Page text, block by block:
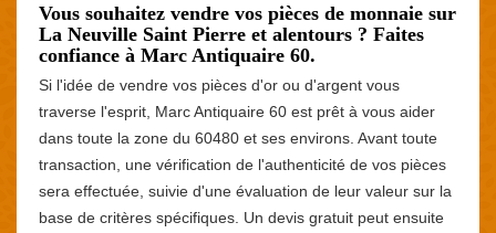
Vous souhaitez vendre vos pièces de monnaie sur
La Neuville Saint Pierre et alentours ? Faites
confiance à Marc Antiquaire 60.
Si l'idée de vendre vos pièces d'or ou d'argent vous
traverse l'esprit, Marc Antiquaire 60 est prêt à vous aider
dans toute la zone du 60480 et ses environs. Avant toute
transaction, une vérification de l'authenticité de vos pièces
sera effectuée, suivie d'une évaluation de leur valeur sur la
base de critères spécifiques. Un devis gratuit peut ensuite